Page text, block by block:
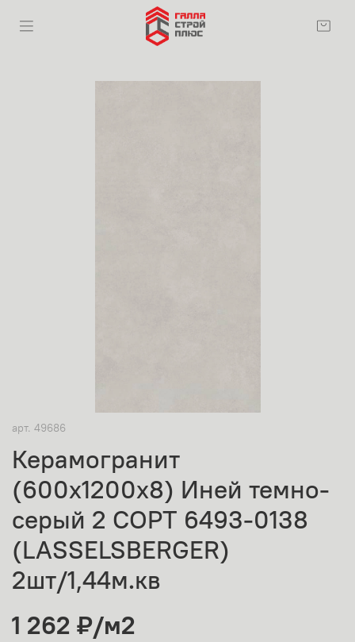
арт. 49686
Керамогранит
(600х1200х8) Иней темно-
серый 2 СОРТ 6493-0138
(LASSELSBERGER)
2шт/1,44м.кв
1 262 ₽/м2